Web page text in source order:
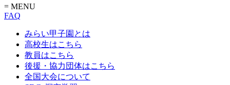
= MENU
FAQ
みらい甲子園とは
高校生はこちら
教員はこちら
後援・協力団体はこちら
全国大会について